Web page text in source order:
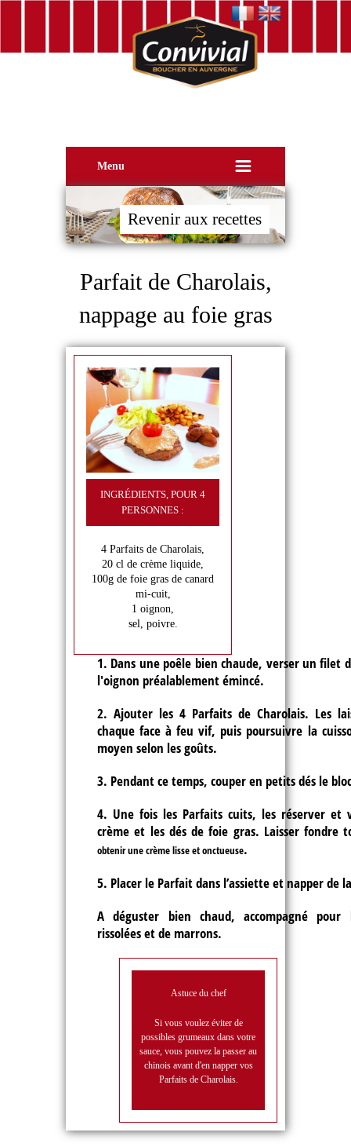
Menu
Revenir aux recettes
Parfait de Charolais,
nappage au foie gras
INGRÉDIENTS, POUR 4
PERSONNES :
4 Parfaits de Charolais,
20 cl de crème liquide,
100g de foie gras de canard
mi-cuit,
1 oignon,
sel, poivre.
1. Dans une poêle bien chaude, verser un filet
l'oignon préalablement émincé.
2. Ajouter les 4 Parfaits de Charolais. Les
chaque face à feu vif, puis poursuivre la
moyen selon les goûts.
3. Pendant ce temps, couper en petits dés le
4. Une fois les Parfaits cuits, les réserver et
crème et les dés de foie gras. Laisser
obtenir une crème lisse et onctueuse.
5. Placer le Parfait dans l’assiette et napper de
A déguster bien chaud, accompagné pour
rissolées et de marrons.
Astuce du chef
Si vous voulez éviter de
possibles grumeaux dans votre
sauce, vous pouvez la passer au
chinois avant d'en napper vos
Parfaits de Charolais.